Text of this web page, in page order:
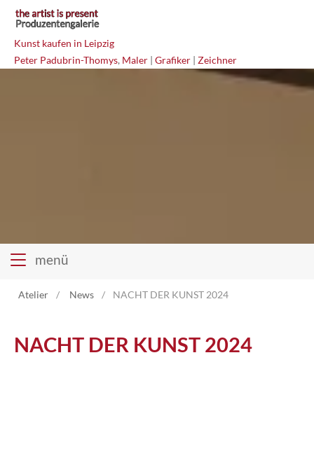
Kunst kaufen in Leipzig
Peter Padubrin-Thomys, Maler | Grafiker | Zeichner
menü
Atelier News NACHT DER KUNST 2024
NACHT DER KUNST 2024